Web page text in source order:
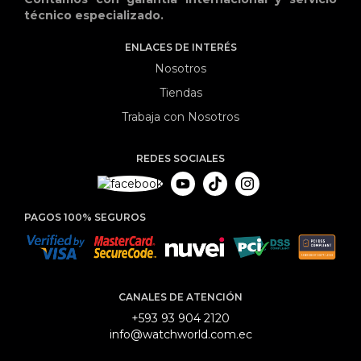
técnico especializado.
ENLACES DE INTERÉS
Nosotros
Tiendas
Trabaja con Nosotros
REDES SOCIALES
PAGOS 100% SEGUROS
CANALES DE ATENCIÓN
+593 93 904 2120
info@watchworld.com.ec